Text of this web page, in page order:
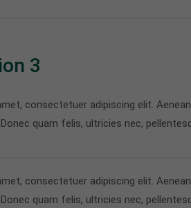
3
consectetuer adipiscing elit.
quam felis, ultricies nec,
consectetuer adipiscing elit.
quam felis, ultricies nec,